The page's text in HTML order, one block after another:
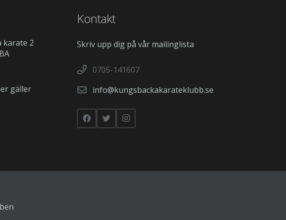
karate 2
gäller
Kontakt
Skriv upp dig på vår mailinglista
0705-141607
info@kungsbackakarateklubb.se